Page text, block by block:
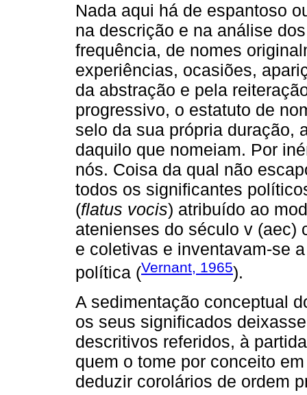
Nada aqui há de espantoso
na descrição e na análise
frequência, de nomes
experiências, ocasiões,
da abstração e pela
progressivo, o estatuto de
selo da sua própria duração,
daquilo que nomeiam. Por
nós. Coisa da qual não
todos os significantes
(flatus vocis) atribuído ao
atenienses do século v (aec)
e coletivas e inventavam-se
política (Vernant, 1965).
A sedimentação conceptual
os seus significados
descritivos referidos, à
quem o tome por conceito
deduzir corolários de ordem